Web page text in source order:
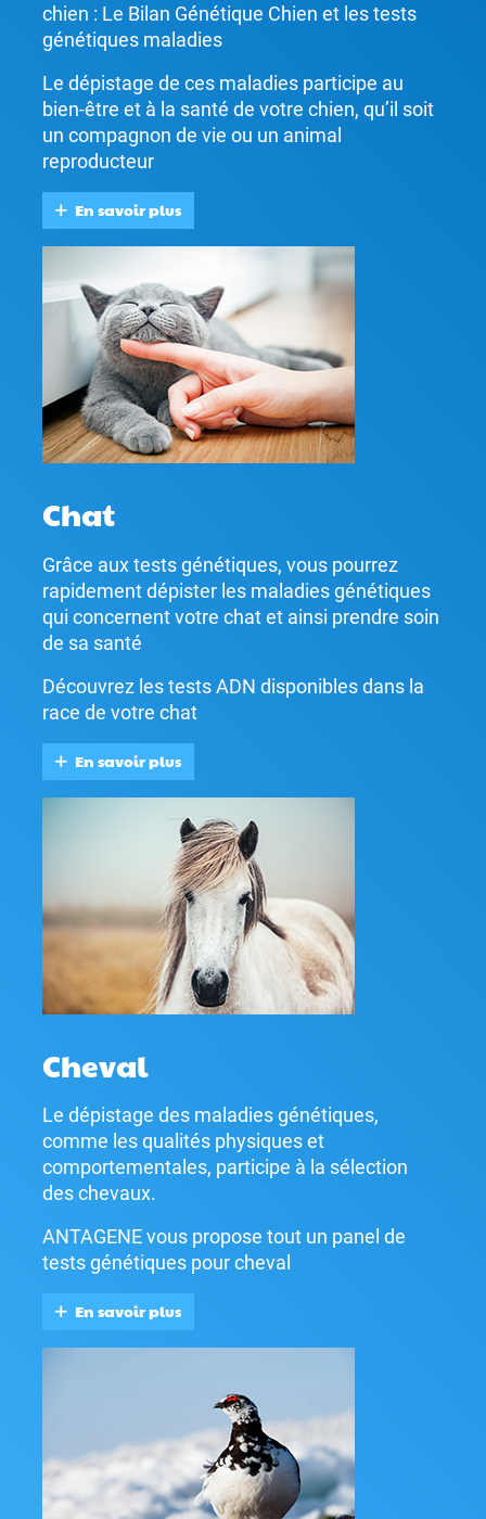
chien : Le Bilan Génétique Chien et les tests
génétiques maladies
Le dépistage de ces maladies participe au
bien-être et à la santé de votre chien, qu’il soit
un compagnon de vie ou un animal
reproducteur
En savoir plus
Chat
Grâce aux tests génétiques, vous pourrez
rapidement dépister les maladies génétiques
qui concernent votre chat et ainsi prendre soin
de sa santé
Découvrez les tests ADN disponibles dans la
race de votre chat
En savoir plus
Cheval
Le dépistage des maladies génétiques,
comme les qualités physiques et
comportementales, participe à la sélection
des chevaux.
ANTAGENE vous propose tout un panel de
tests génétiques pour cheval
En savoir plus